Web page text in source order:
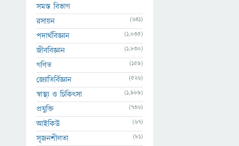
সমস্ত বিভাগ
রসায়ন
(641)
পদার্থবিজ্ঞান (1,035)
জীববিজ্ঞান (1,830)
গণিত (159)
জ্যোতির্বিজ্ঞান (526)
স্বাস্থ্য ও চিকিৎসা (1,989)
প্রযুক্তি (736)
আইকিউ (67)
সৃজনশীলতা (81)